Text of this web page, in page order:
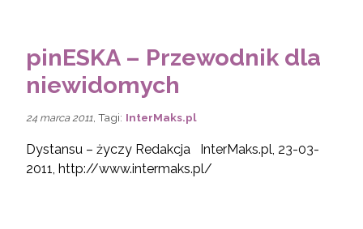
pinESKA – Przewodnik dla
niewidomych
24 marca 2011 , Tagi: InterMaks.pl
Dystansu – życzy Redakcja InterMaks.pl, 23-03-
2011, http://www.intermaks.pl/